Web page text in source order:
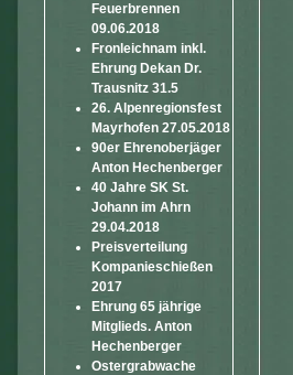
Feuerbrennen
09.06.2018
Fronleichnam inkl.
Ehrung Dekan Dr.
Trausnitz 31.5
26. Alpenregionsfest
Mayrhofen 27.05.2018
90er Ehrenoberjäger
Anton Hechenberger
40 Jahre SK St.
Johann im Ahrn
29.04.2018
Preisverteilung
Kompanieschießen
2017
Ehrung 65 jährige
Mitglieds. Anton
Hechenberger
Ostergrabwache